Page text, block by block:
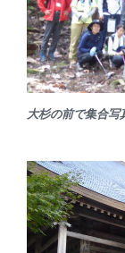
大杉の前で集合写